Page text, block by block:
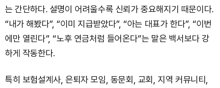
는 간단하다. 설명이 어려울수록 신뢰가 중요해지기 때문이다.
“내가 해봤다”, “이미 지급받았다”, “아는 대표가 한다”, “이번
에만 열린다”, “노후 연금처럼 들어온다”는 말은 백서보다 강
하게 작동한다.
특히 보험설계사, 은퇴자 모임, 동문회, 교회, 지역 커뮤니티,